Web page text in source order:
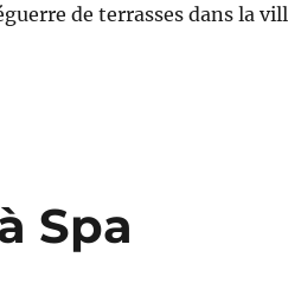
de terrasses dans la
Spa